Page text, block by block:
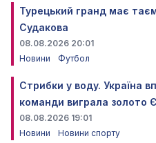
Турецький гранд має
Судакова
08.08.2026 20:01
Новини
Футбол
Стрибки у воду. Україна
команди виграла золото
08.08.2026 19:01
Новини
Новини спорту